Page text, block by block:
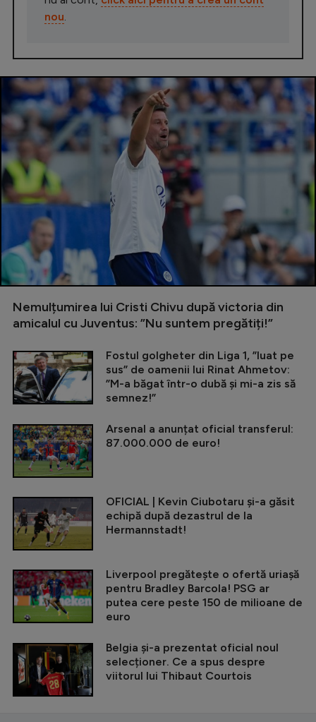
nou
Nemulțumirea lui Cristi Chivu după victoria din
amicalul cu Juventus: ”Nu suntem pregătiți!”
Fostul golgheter din Liga 1, ”luat pe
sus” de oamenii lui Rinat Ahmetov:
”M-a băgat într-o dubă și mi-a zis să
semnez!”
Arsenal a anunțat oficial transferul:
87.000.000 de euro!
OFICIAL | Kevin Ciubotaru și-a găsit
echipă după dezastrul de la
Hermannstadt!
Liverpool pregătește o ofertă uriașă
pentru Bradley Barcola! PSG ar
putea cere peste 150 de milioane de
euro
Belgia și-a prezentat oficial noul
selecționer. Ce a spus despre
viitorul lui Thibaut Courtois